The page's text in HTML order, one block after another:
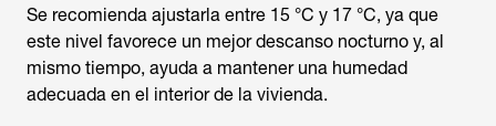
Se recomienda ajustarla entre 15 °C y 17 °C, ya que
este nivel favorece un mejor descanso nocturno y, al
mismo tiempo, ayuda a mantener una humedad
adecuada en el interior de la vivienda.